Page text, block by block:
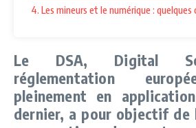
4. Les mineurs et le numérique : quelques
Le DSA, Digital
réglementation
pleinement en
dernier, a pour objectif